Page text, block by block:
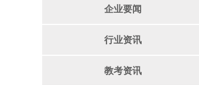
企业要闻
行业资讯
教考资讯